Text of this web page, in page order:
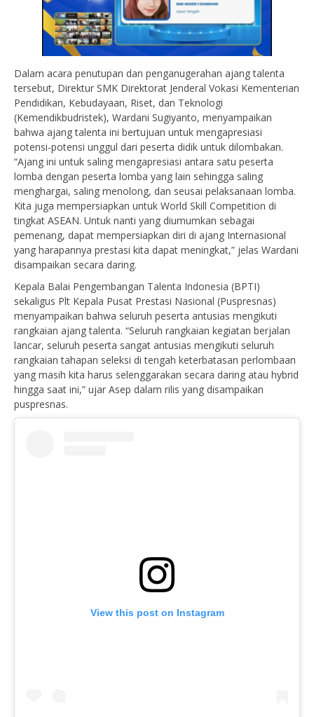
Dalam acara penutupan dan penganugerahan ajang talenta
tersebut, Direktur SMK Direktorat Jenderal Vokasi Kementerian
Pendidikan, Kebudayaan, Riset, dan Teknologi
(Kemendikbudristek), Wardani Sugiyanto, menyampaikan
bahwa ajang talenta ini bertujuan untuk mengapresiasi
potensi-potensi unggul dari peserta didik untuk dilombakan.
“Ajang ini untuk saling mengapresiasi antara satu peserta
lomba dengan peserta lomba yang lain sehingga saling
menghargai, saling menolong, dan seusai pelaksanaan lomba.
Kita juga mempersiapkan untuk World Skill Competition di
tingkat ASEAN. Untuk nanti yang diumumkan sebagai
pemenang, dapat mempersiapkan diri di ajang Internasional
yang harapannya prestasi kita dapat meningkat,” jelas Wardani
disampaikan secara daring.
Kepala Balai Pengembangan Talenta Indonesia (BPTI)
sekaligus Plt Kepala Pusat Prestasi Nasional (Puspresnas)
menyampaikan bahwa seluruh peserta antusias mengikuti
rangkaian ajang talenta. “Seluruh rangkaian kegiatan berjalan
lancar, seluruh peserta sangat antusias mengikuti seluruh
rangkaian tahapan seleksi di tengah keterbatasan perlombaan
yang masih kita harus selenggarakan secara daring atau hybrid
hingga saat ini,” ujar Asep dalam rilis yang disampaikan
puspresnas.
View this post on Instagram